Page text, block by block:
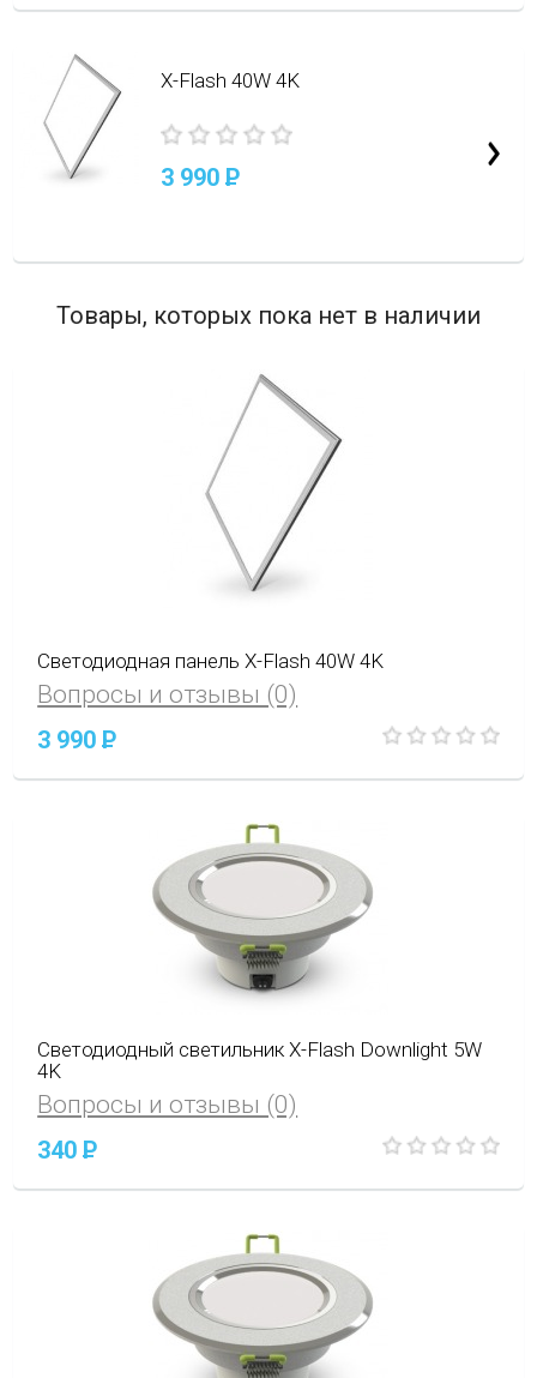
X-Flash 40W 4K
3 990P
Товары, которых пока нет в наличии
Светодиодная панель X-Flash 40W 4K
Вопросы и отзывы (0)
3 990P
Светодиодный светильник X-Flash Downlight 5W
4K
Вопросы и отзывы (0)
340P